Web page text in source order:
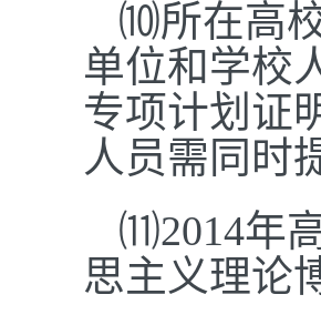
⑽所在高
单位和学校
专项计划证
人员需同时
⑾2014年
思主义理论